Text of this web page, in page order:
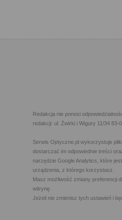
Redakcja nie ponosi
redakcji: ul. Żwirki i Wigury 11/34
Serwis Optyczne.pl wykorzystuje
dostarczać im odpowiednie treści
narzędzie Google Analytics, które
urządzenia, z którego korzystasz.
Masz możliwość zmiany preferencji
witrynę.
Jeżeli nie zmienisz tych ustawień i